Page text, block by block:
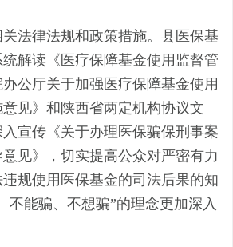
关法律法规和政策措施。 县医保基
解读《医疗保障基金使用监督管
公厅关于加强医疗保障基金使用
见》和陕西省两定机构协议文
宣传《关于办理医保骗保刑事案
见》，切实提高公众对严密有力
规使用医保基金的司法后果的知
不能骗、不想骗”的理念更加深入